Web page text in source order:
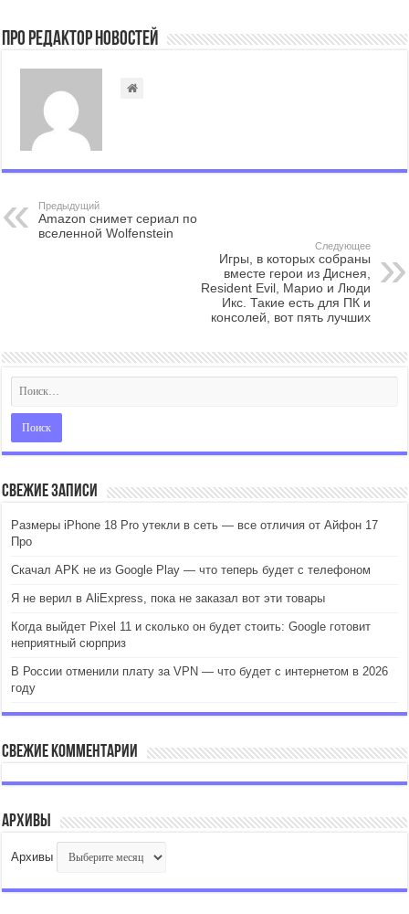
Про Редактор Новостей
Предыдущий
Amazon снимет сериал по
вселенной Wolfenstein
Следующее
Игры, в которых собраны
вместе герои из Диснея,
Resident Evil, Марио и Люди
Икс. Такие есть для ПК и
консолей, вот пять лучших
Свежие записи
Размеры iPhone 18 Pro утекли в сеть — все отличия от Айфон 17
Про
Скачал APK не из Google Play — что теперь будет с телефоном
Я не верил в AliExpress, пока не заказал вот эти товары
Когда выйдет Pixel 11 и сколько он будет стоить: Google готовит
неприятный сюрприз
В России отменили плату за VPN — что будет с интернетом в 2026
году
Свежие комментарии
Архивы
Архивы